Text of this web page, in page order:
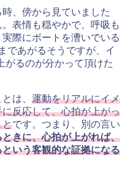
、傍から見ていました
表情も穏やかで、呼吸も
際にボートを漕いでいる
であがるそうですが、イ
がるのが分かって頂けた
は、 運動をリアルにイメ
反応して、心拍が上がっ
とです。つまり、別の言い
きに、心拍が上がれば、
いう客観的な証拠になる